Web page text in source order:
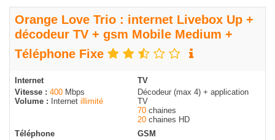
Orange Love Trio : internet Livebox Up +
décodeur TV + gsm Mobile Medium +
Téléphone Fixe
Internet
Vitesse : 400 Mbps
Volume :
Internet illimité
TV
Décodeur (max 4) + application
TV
70 chaines
20 chaines HD
Téléphone
GSM